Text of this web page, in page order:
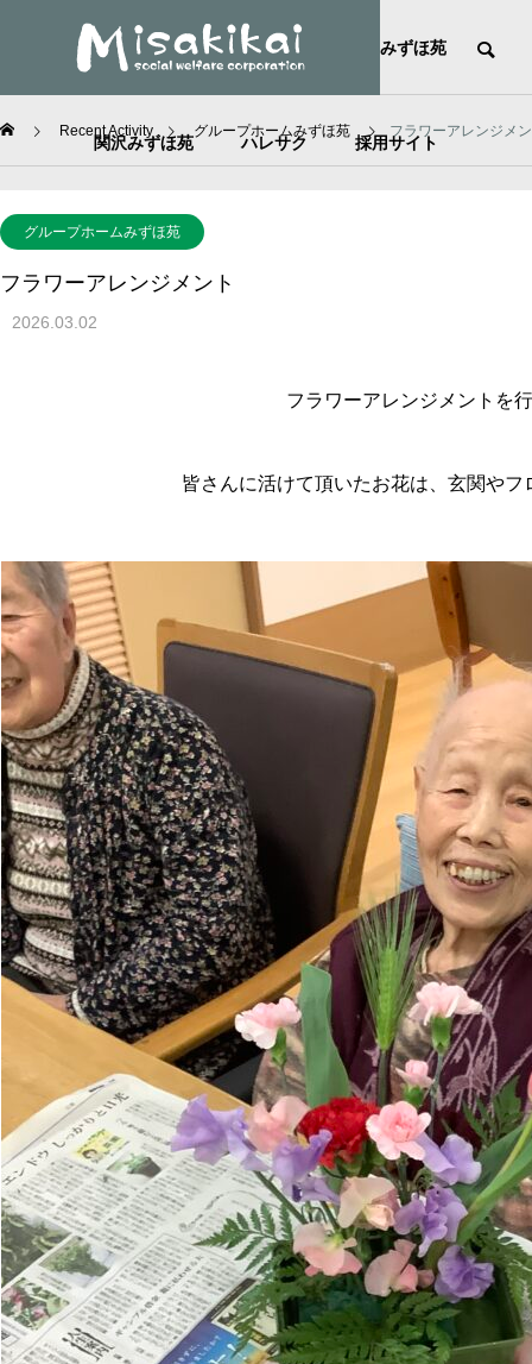
HOME 社会福祉法人美咲会 みずほ苑
関沢みずほ苑 ハレサク 採用サイト
Recent Activity グループホームみずほ苑 フラワーアレンジメ
グループホームみずほ苑
フラワーアレンジメント
2026.03.02
フラワーアレンジメントを
皆さんに活けて頂いたお花は、玄関や